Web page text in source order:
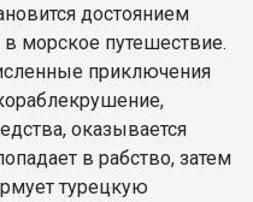
достоянием
морское путешествие.
приключения
оказывается
в рабство, затем
турецкую